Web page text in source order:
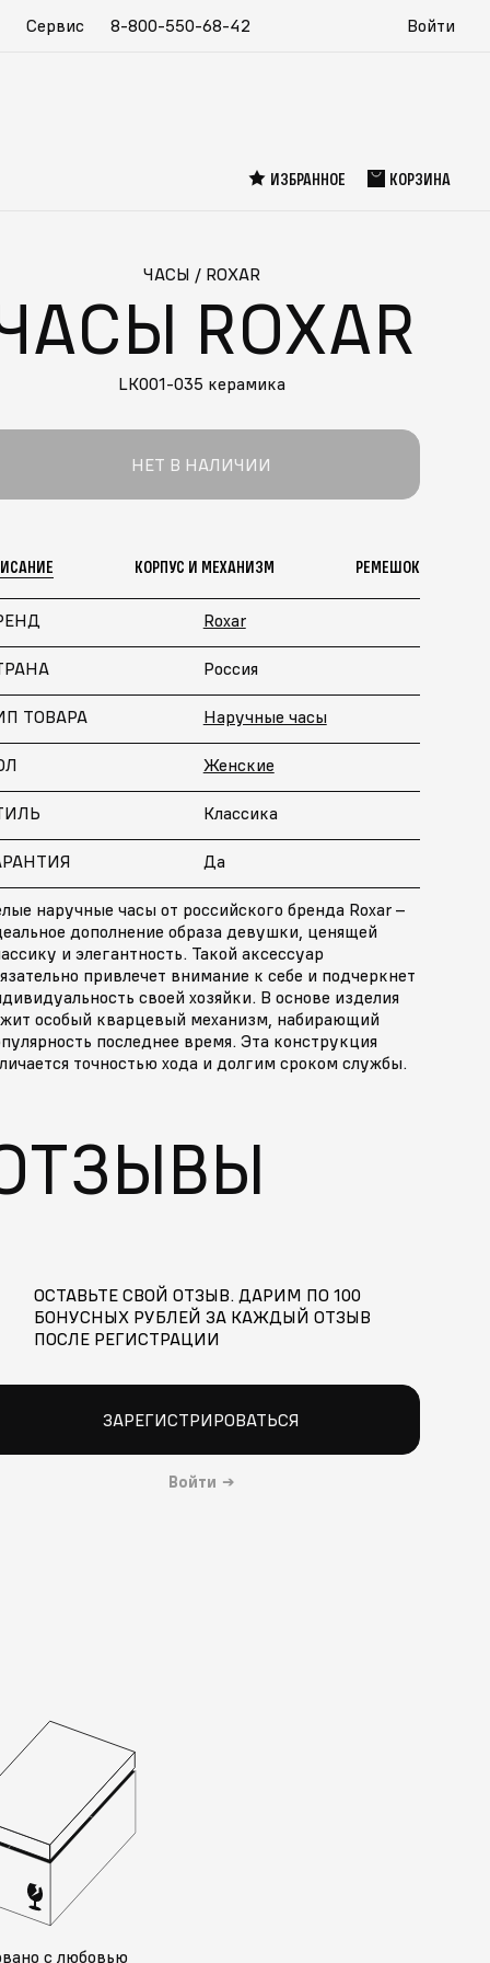
Сервис 8-800-550-68-42 Войти
ИЗБРАННОЕ КОРЗИНА
ЧАСЫ / ROXAR
ROXAR
LK001-035 керамика
НЕТ В НАЛИЧИИ
КОРПУС И МЕХАНИЗМ РЕМЕШОК
Roxar
Россия
ТОВАРА Наручные часы
Женские
Классика
Да
наручные часы от российского бренда Roxar –
дополнение образа девушки, ценящей
и элегантность. Такой аксессуар
привлечет внимание к себе и подчеркнет
своей хозяйки. В основе изделия
особый кварцевый механизм, набирающий
последнее время. Эта конструкция
точностью хода и долгим сроком службы.
ОСТАВЬТЕ СВОЙ ОТЗЫВ. ДАРИМ ПО 100
БОНУСНЫХ РУБЛЕЙ ЗА КАЖДЫЙ ОТЗЫВ
ПОСЛЕ РЕГИСТРАЦИИ
ЗАРЕГИСТРИРОВАТЬСЯ
Войти →
с любовью